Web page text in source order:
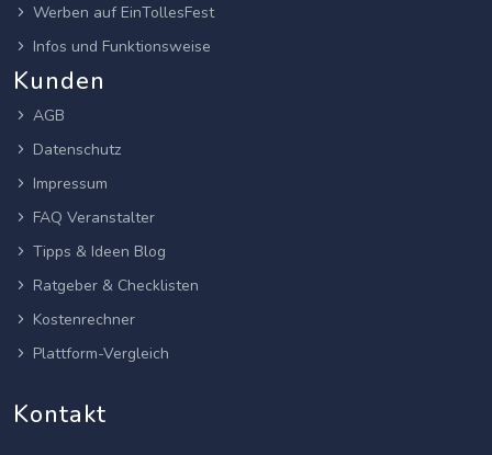
Werben auf EinTollesFest
Infos und Funktionsweise
Kunden
AGB
Datenschutz
Impressum
FAQ Veranstalter
Tipps & Ideen Blog
Ratgeber & Checklisten
Kostenrechner
Plattform-Vergleich
Kontakt